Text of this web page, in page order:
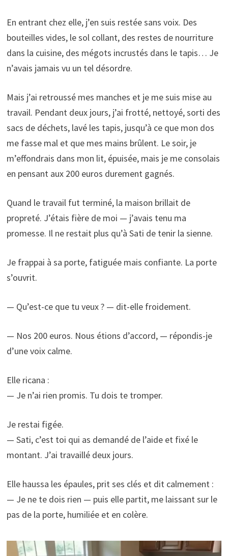
En entrant chez elle, j’en suis restée sans voix. Des
bouteilles vides, le sol collant, des restes de nourriture
dans la cuisine, des mégots incrustés dans le tapis… Je
n’avais jamais vu un tel désordre.
Mais j’ai retroussé mes manches et je me suis mise au
travail. Pendant deux jours, j’ai frotté, nettoyé, sorti des
sacs de déchets, lavé les tapis, jusqu’à ce que mon dos
me fasse mal et que mes mains brûlent. Le soir, je
m’effondrais dans mon lit, épuisée, mais je me consolais
en pensant aux 200 euros durement gagnés.
Quand le travail fut terminé, la maison brillait de
propreté. J’étais fière de moi — j’avais tenu ma
promesse. Il ne restait plus qu’à Sati de tenir la sienne.
Je frappai à sa porte, fatiguée mais confiante. La porte
s’ouvrit.
— Qu’est-ce que tu veux ? — dit-elle froidement.
— Nos 200 euros. Nous étions d’accord, — répondis-je
d’une voix calme.
Elle ricana :
— Je n’ai rien promis. Tu dois te tromper.
Je restai figée.
— Sati, c’est toi qui as demandé de l’aide et fixé le
montant. J’ai travaillé deux jours.
Elle haussa les épaules, prit ses clés et dit calmement :
— Je ne te dois rien — puis elle partit, me laissant sur le
pas de la porte, humiliée et en colère.